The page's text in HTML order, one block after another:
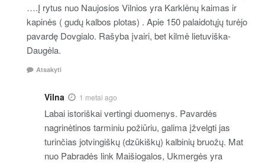
….Į rytus nuo Naujosios Vilnios yra Karklėnų kaimas ir
kapinės ( gudų kalbos plotas) . Apie 150 palaidotųjų turėjo
pavardę Dovgialo. Rašyba įvairi, bet kilmė lietuviška-
Daugėla.
Atsakyti
Vilna 1 metai ago
Labai istoriškai vertingi duomenys. Pavardės
nagrinėtinos tarminiu požiūriu, galima įžvelgti jas
turinčias jotvingiškų (dzūkiškų) kalbinių bruožų. Mat
nuo Pabradės link Maišiogalos, Ukmergės yra